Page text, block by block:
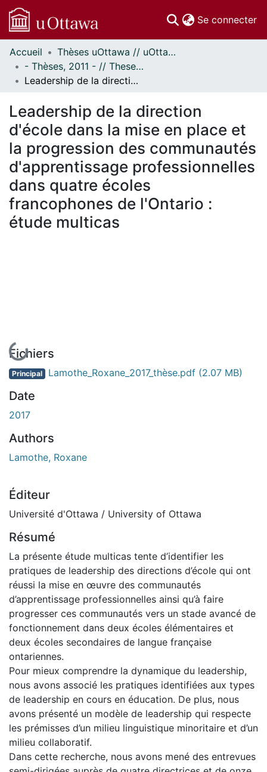
Se connecter
Communautés
et collections
Parcourir
À propos
Accueil
Thèses uOttawa // uOttawa Theses
- Thèses, 2011 - // Theses, 2011 -
Leadership de la direction d'école dans la mise en place et la progression des communautés d'apprentissage professionnelles dans quatre écoles francophones de l'Ontario : étude multicas
Leadership de la direction
d'école dans la mise en place et
la progression des communautés
d'apprentissage professionnelles
dans quatre écoles
francophones de l'Ontario :
étude multicas
En cours de chargement...
Fichiers
Principal Lamothe_Roxane_2017_thèse.pdf (2.07 MB)
Date
2017
Authors
Lamothe, Roxane
Éditeur
Université d'Ottawa / University of Ottawa
Résumé
La présente étude multicas tente d’identifier les
pratiques de leadership des directions d’école qui ont
réussi la mise en œuvre des communautés
d’apprentissage professionnelles ainsi qu’à faire
progresser ces communautés vers un stade avancé de
fonctionnement dans deux écoles élémentaires et
deux écoles secondaires de langue française
ontariennes.
Pour mieux comprendre la dynamique du leadership,
nous avons associé les pratiques identifiées aux types
de leadership en cours en éducation. De plus, nous
avons présenté un modèle de leadership qui respecte
les prémisses d’un milieu linguistique minoritaire et d’un
milieu collaboratif.
Dans cette recherche, nous avons mené des entrevues